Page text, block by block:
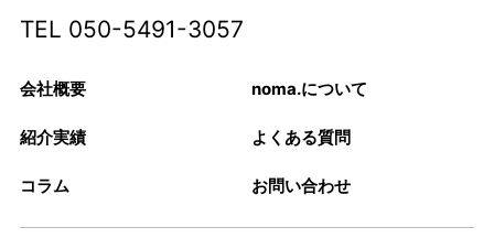
TEL 050-5491-3057
会社概要 noma.について
紹介実績 よくある質問
コラム お問い合わせ